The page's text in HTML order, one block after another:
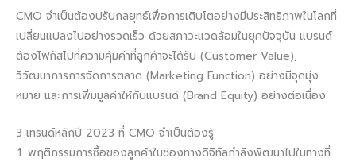
CMO จำเป็นต้องปรับกลยุทธ์เพื่อการเติบโตอย่างมีประสิทธิภาพในโลกที่
เปลี่ยนแปลงไปอย่างรวดเร็ว ด้วยสภาวะแวดล้อมในยุคปัจจุบัน แบรนด์
ต้องโฟกัสไปที่ความคุ้มค่าที่ลูกค้าจะได้รับ (Customer Value),
วิวัฒนาการการจัดการตลาด (Marketing Function) อย่างมีจุดมุ่ง
หมาย และการเพิ่มมูลค่าให้กับแบรนด์ (Brand Equity) อย่างต่อเนื่อง
3 เทรนด์หลักปี 2023 ที่ CMO จำเป็นต้องรู้
พฤติกรรมการซื้อของลูกค้าในช่องทางดิจิทัลกำลังพัฒนาไปในทางที่